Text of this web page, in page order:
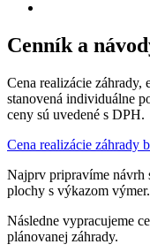
Cenník a
Cena realizácie
stanovená individuálne
ceny sú uvedené s DPH.
Cena realizácie záhrady
Najprv pripravíme návrh
plochy s výkazom výmer.
Následne vypracujeme
plánovanej záhrady.